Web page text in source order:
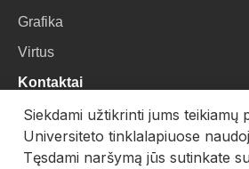
Grafika
Virtus
Kontaktai
VU Biblioteka
Universiteto g. 3, LT-01122, Vilnius
Siekdami užtikrinti jums teikiamų
Universiteto tinklalapiuose
Tęsdami naršymą jūs sutinkate